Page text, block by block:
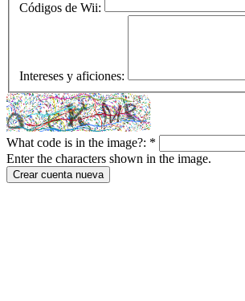
Códigos de Wii:
Intereses y aficiones:
What code is in the image?: *
Enter the characters shown in the image.